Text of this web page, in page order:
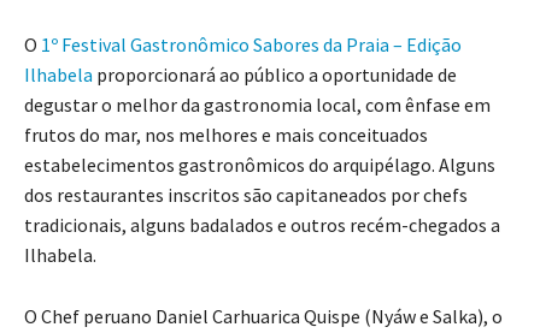
O 1º Festival Gastronômico Sabores da Praia – Edição
Ilhabela proporcionará ao público a oportunidade de
degustar o melhor da gastronomia local, com ênfase em
frutos do mar, nos melhores e mais conceituados
estabelecimentos gastronômicos do arquipélago. Alguns
dos restaurantes inscritos são capitaneados por chefs
tradicionais, alguns badalados e outros recém-chegados a
Ilhabela.
O Chef peruano Daniel Carhuarica Quispe (Nyáw e Salka), o